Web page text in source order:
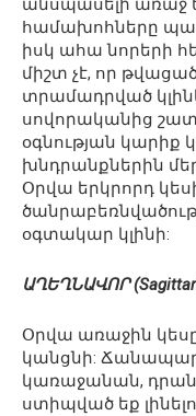
անսպասելի առաջ
համախոհները
իսկ ահա նորերի
միշտ չէ, որ
տրամադրված
սովորականից շատ
օգնության կարիք
խնդրանքներին
Օրվա երկրորդ
օգտակար կլինի:
ԱՂԵՂՆԱՎՈՐ
Օրվա առաջին
կանցնի:
կառաջանան,
ստիպված եք